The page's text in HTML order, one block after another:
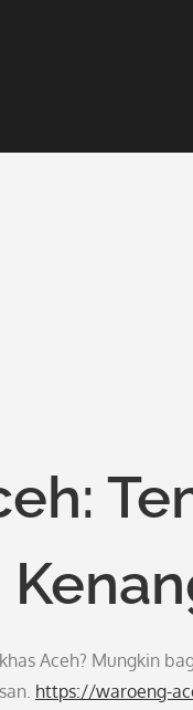
Aceh? Mungkin
https://waroeng-